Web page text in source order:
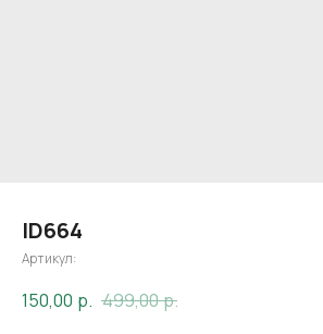
ID664
Артикул:
150,00 р. 499,00р.